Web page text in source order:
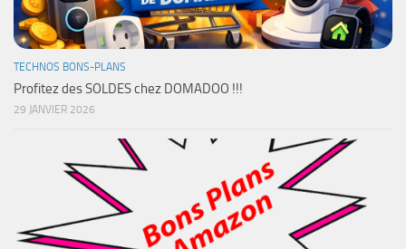
TECHNOS BONS-PLANS
Profitez des SOLDES chez DOMADOO !!!
29 JANVIER 2026